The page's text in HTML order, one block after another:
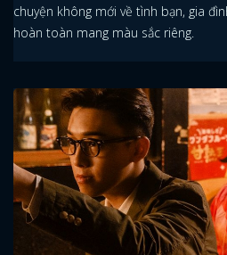
chuyện không mới về tình bạn, gia
hoàn toàn mang màu sắc riêng.